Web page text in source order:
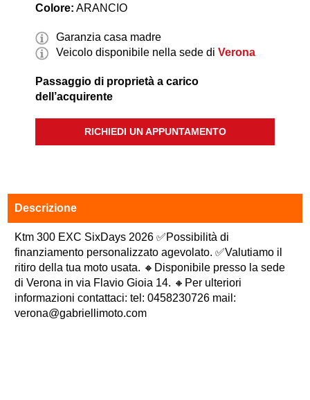
Colore: ARANCIO
Garanzia casa madre
Veicolo disponibile nella sede diVerona
Passaggio di proprietà a carico
dell’acquirente
RICHIEDI UN APPUNTAMENTO
Descrizione
Ktm 300 EXC SixDays 2026 ✅Possibilità di
finanziamento personalizzato agevolato. ✅Valutiamo il
ritiro della tua moto usata. 🔸Disponibile presso la sede
di Verona in via Flavio Gioia 14. 🔸Per ulteriori
informazioni contattaci: tel: 0458230726 mail:
verona@gabriellimoto.com